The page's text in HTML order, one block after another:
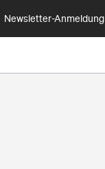
Newsletter-Anmeldung